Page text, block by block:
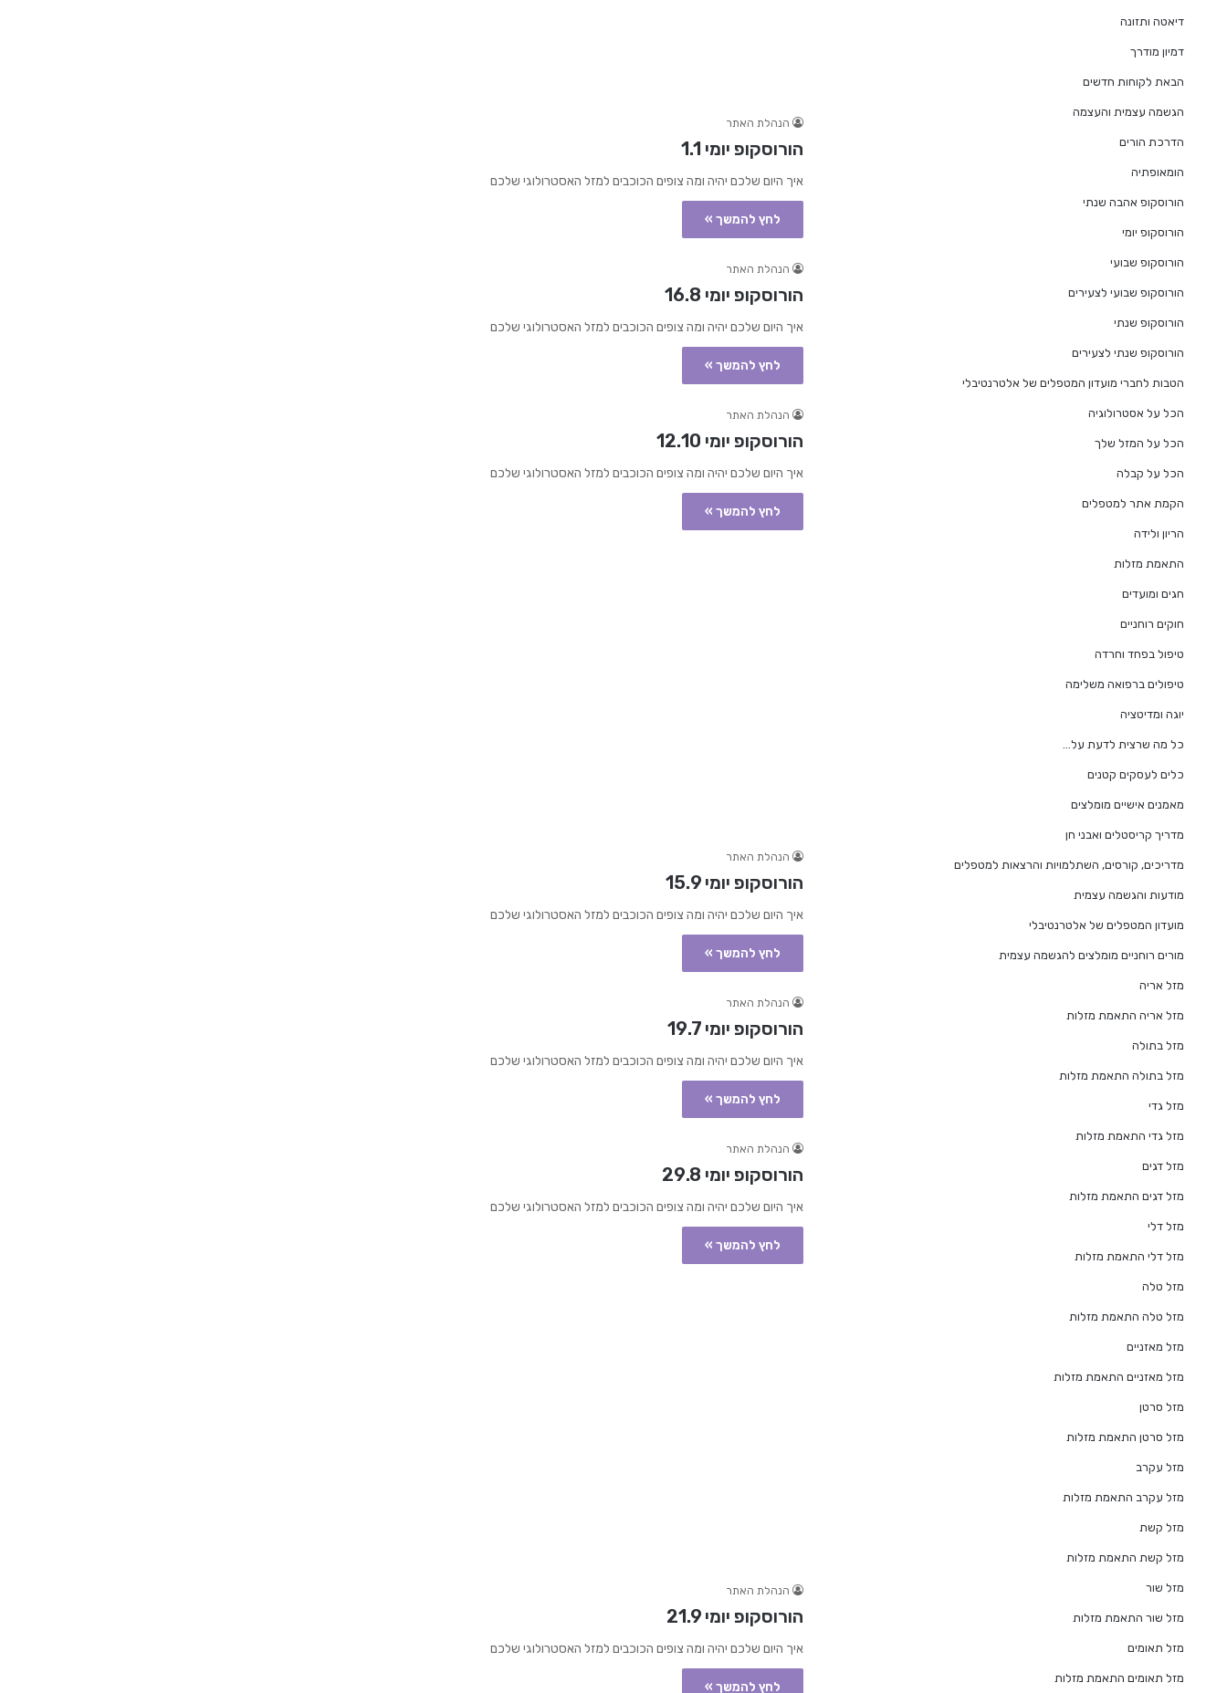
הנהלת האתר
הורוסקופ יומי 1.1
איך היום שלכם יהיה ומה צופים הכוכבים למזל האסטרולוגי שלכם
לחץ להמשך »
הנהלת האתר
הורוסקופ יומי 16.8
איך היום שלכם יהיה ומה צופים הכוכבים למזל האסטרולוגי שלכם
לחץ להמשך »
הנהלת האתר
הורוסקופ יומי 12.10
איך היום שלכם יהיה ומה צופים הכוכבים למזל האסטרולוגי שלכם
לחץ להמשך »
הנהלת האתר
הורוסקופ יומי 15.9
איך היום שלכם יהיה ומה צופים הכוכבים למזל האסטרולוגי שלכם
לחץ להמשך »
הנהלת האתר
הורוסקופ יומי 19.7
איך היום שלכם יהיה ומה צופים הכוכבים למזל האסטרולוגי שלכם
לחץ להמשך »
הנהלת האתר
הורוסקופ יומי 29.8
איך היום שלכם יהיה ומה צופים הכוכבים למזל האסטרולוגי שלכם
לחץ להמשך »
הנהלת האתר
הורוסקופ יומי 21.9
איך היום שלכם יהיה ומה צופים הכוכבים למזל האסטרולוגי שלכם
לחץ להמשך »
דיאטה ותזונה
דמיון מודרך
הבאת לקוחות חדשים
הגשמה עצמית והעצמה
הדרכת הורים
הומאופתיה
הורוסקופ אהבה שנתי
הורוסקופ יומי
הורוסקופ שבועי
הורוסקופ שבועי לצעירים
הורוסקופ שנתי
הורוסקופ שנתי לצעירים
הטבות לחברי מועדון המטפלים של אלטרנטיבלי
הכל על אסטרולוגיה
הכל על המזל שלך
הכל על קבלה
הקמת אתר למטפלים
הריון ולידה
התאמת מזלות
חגים ומועדים
חוקים רוחניים
טיפול בפחד וחרדה
טיפולים ברפואה משלימה
יוגה ומדיטציה
כל מה שרצית לדעת על…
כלים לעסקים קטנים
מאמנים אישיים מומלצים
מדריך קריסטלים ואבני חן
מדריכים, קורסים, השתלמויות והרצאות למטפלים
מודעות והגשמה עצמית
מועדון המטפלים של אלטרנטיבלי
מורים רוחניים מומלצים להגשמה עצמית
מזל אריה
מזל אריה התאמת מזלות
מזל בתולה
מזל בתולה התאמת מזלות
מזל גדי
מזל גדי התאמת מזלות
מזל דגים
מזל דגים התאמת מזלות
מזל דלי
מזל דלי התאמת מזלות
מזל טלה
מזל טלה התאמת מזלות
מזל מאזניים
מזל מאזניים התאמת מזלות
מזל סרטן
מזל סרטן התאמת מזלות
מזל עקרב
מזל עקרב התאמת מזלות
מזל קשת
מזל קשת התאמת מזלות
מזל שור
מזל שור התאמת מזלות
מזל תאומים
מזל תאומים התאמת מזלות